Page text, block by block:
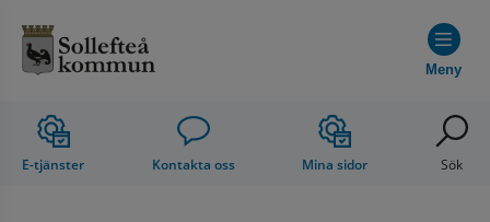
Meny
E-tjänster Kontakta oss Mina sidor Sök